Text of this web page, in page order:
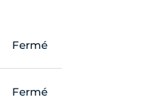
Fermé
Fermé